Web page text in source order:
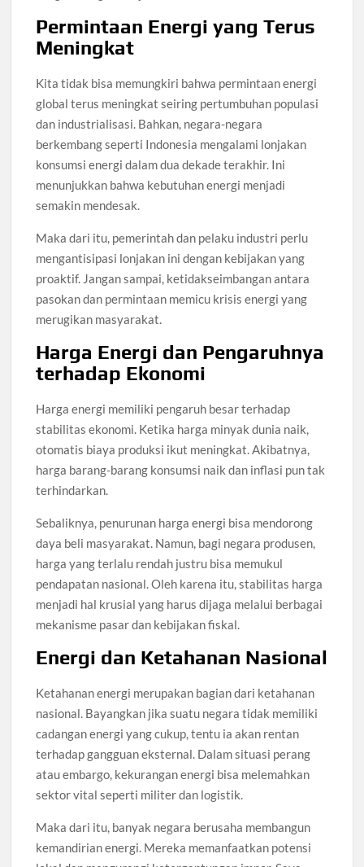
Permintaan Energi yang Terus
Meningkat
Kita tidak bisa memungkiri bahwa permintaan energi
global terus meningkat seiring pertumbuhan populasi
dan industrialisasi. Bahkan, negara-negara
berkembang seperti Indonesia mengalami lonjakan
konsumsi energi dalam dua dekade terakhir. Ini
menunjukkan bahwa kebutuhan energi menjadi
semakin mendesak.
Maka dari itu, pemerintah dan pelaku industri perlu
mengantisipasi lonjakan ini dengan kebijakan yang
proaktif. Jangan sampai, ketidakseimbangan antara
pasokan dan permintaan memicu krisis energi yang
merugikan masyarakat.
Harga Energi dan Pengaruhnya
terhadap Ekonomi
Harga energi memiliki pengaruh besar terhadap
stabilitas ekonomi. Ketika harga minyak dunia naik,
otomatis biaya produksi ikut meningkat. Akibatnya,
harga barang-barang konsumsi naik dan inflasi pun tak
terhindarkan.
Sebaliknya, penurunan harga energi bisa mendorong
daya beli masyarakat. Namun, bagi negara produsen,
harga yang terlalu rendah justru bisa memukul
pendapatan nasional. Oleh karena itu, stabilitas harga
menjadi hal krusial yang harus dijaga melalui berbagai
mekanisme pasar dan kebijakan fiskal.
Energi dan Ketahanan Nasional
Ketahanan energi merupakan bagian dari ketahanan
nasional. Bayangkan jika suatu negara tidak memiliki
cadangan energi yang cukup, tentu ia akan rentan
terhadap gangguan eksternal. Dalam situasi perang
atau embargo, kekurangan energi bisa melemahkan
sektor vital seperti militer dan logistik.
Maka dari itu, banyak negara berusaha membangun
kemandirian energi. Mereka memanfaatkan potensi